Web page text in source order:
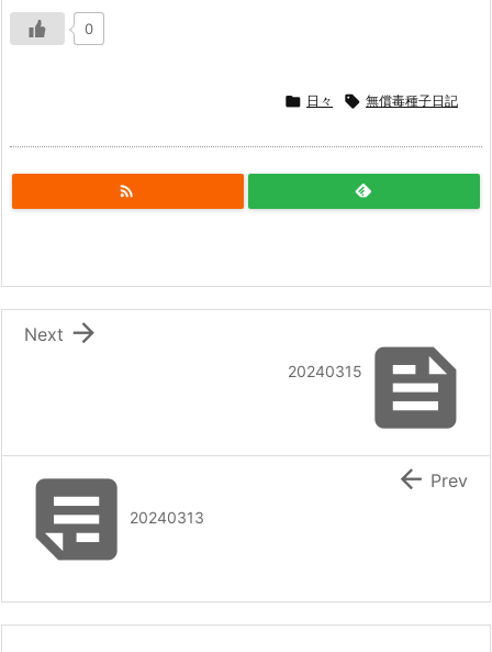
0
 日々  無償毒種子日記


20240315

Next
20240313
 Prev